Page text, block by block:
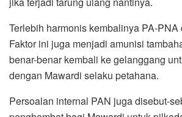
Terlebih harmonis kembalinya PA-
Faktor ini juga menjadi amunisi
benar-benar kembali ke gelanggang
dengan Mawardi selaku petahana.
Persoalan internal PAN juga disebut-